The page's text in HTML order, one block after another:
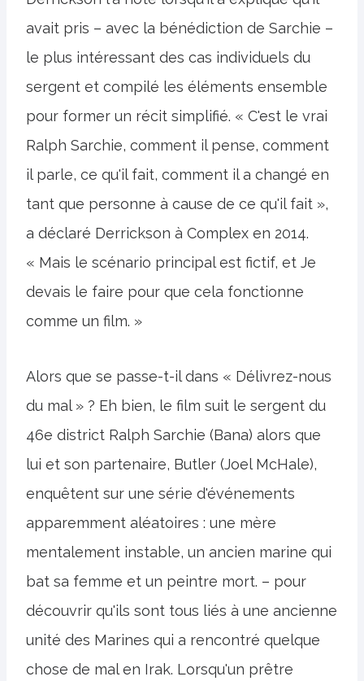
avait pris – avec la bénédiction de Sarchie –
le plus intéressant des cas individuels du
sergent et compilé les éléments ensemble
pour former un récit simplifié. « C'est le vrai
Ralph Sarchie, comment il pense, comment
il parle, ce qu'il fait, comment il a changé en
tant que personne à cause de ce qu'il fait »,
a déclaré Derrickson à Complex en 2014.
« Mais le scénario principal est fictif, et Je
devais le faire pour que cela fonctionne
comme un film. »
Alors que se passe-t-il dans « Délivrez-nous
du mal » ? Eh bien, le film suit le sergent du
46e district Ralph Sarchie (Bana) alors que
lui et son partenaire, Butler (Joel McHale),
enquêtent sur une série d'événements
apparemment aléatoires : une mère
mentalement instable, un ancien marine qui
bat sa femme et un peintre mort. – pour
découvrir qu'ils sont tous liés à une ancienne
unité des Marines qui a rencontré quelque
chose de mal en Irak. Lorsqu'un prêtre